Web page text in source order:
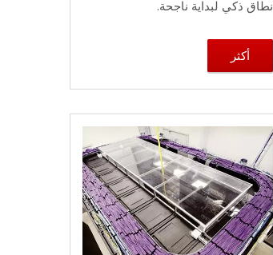
نطاق ذكي لبداية ناجحة.
أكثر